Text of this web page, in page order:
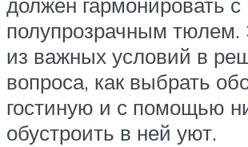
полупрозрачным тюлем.
из важных условий в
вопроса, как выбрать
гостиную и с помощью
обустроить в ней уют.